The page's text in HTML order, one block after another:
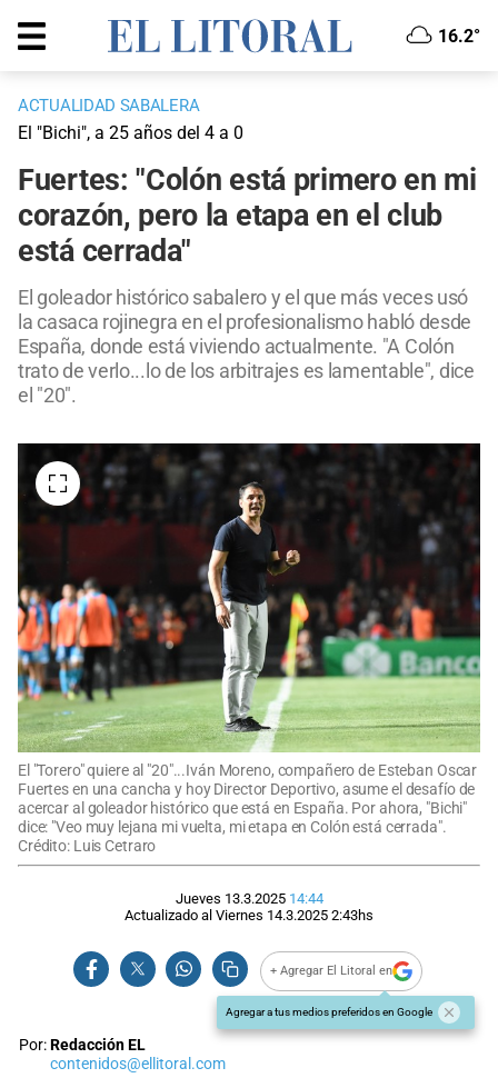
16.2°
ACTUALIDAD SABALERA
El "Bichi", a 25 años del 4 a 0
Fuertes: "Colón está primero en mi
corazón, pero la etapa en el club
está cerrada"
El goleador histórico sabalero y el que más veces usó
la casaca rojinegra en el profesionalismo habló desde
España, donde está viviendo actualmente. "A Colón
trato de verlo...lo de los arbitrajes es lamentable", dice
el "20".
El "Torero" quiere al "20"...Iván Moreno, compañero de Esteban Oscar
Fuertes en una cancha y hoy Director Deportivo, asume el desafío de
acercar al goleador histórico que está en España. Por ahora, "Bichi"
dice: "Veo muy lejana mi vuelta, mi etapa en Colón está cerrada".
Crédito: Luis Cetraro
Jueves 13.3.2025 14:44
Actualizado al Viernes 14.3.2025 2:43hs
+ Agregar El Litoral en
Agregar a tus medios preferidos en Google
Por:Redacción EL
contenidos@ellitoral.com